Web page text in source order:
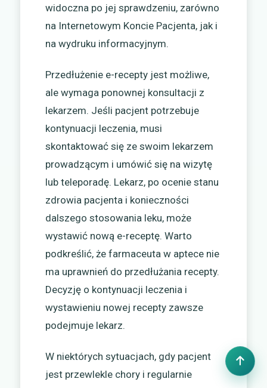
widoczna po jej sprawdzeniu, zarówno
na Internetowym Koncie Pacjenta, jak i
na wydruku informacyjnym.
Przedłużenie e-recepty jest możliwe,
ale wymaga ponownej konsultacji z
lekarzem. Jeśli pacjent potrzebuje
kontynuacji leczenia, musi
skontaktować się ze swoim lekarzem
prowadzącym i umówić się na wizytę
lub teleporadę. Lekarz, po ocenie stanu
zdrowia pacjenta i konieczności
dalszego stosowania leku, może
wystawić nową e-receptę. Warto
podkreślić, że farmaceuta w aptece nie
ma uprawnień do przedłużania recepty.
Decyzję o kontynuacji leczenia i
wystawieniu nowej recepty zawsze
podejmuje lekarz.
W niektórych sytuacjach, gdy pacjent
jest przewlekle chory i regularnie